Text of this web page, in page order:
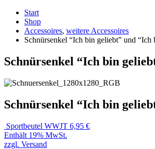
Start
Shop
Accessoires, weitere Accessoires
Schnürsenkel “Ich bin geliebt” und
Schnürsenkel “Ich bin
Schnürsenkel “Ich bin
Sportbeutel WWJT 6,95 €
Enthält 19% MwSt.
zzgl. Versand